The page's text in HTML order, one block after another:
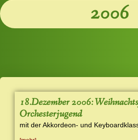
2006
18.Dezember 2006:
Orchesterjugend
mit der Akkordeon- und